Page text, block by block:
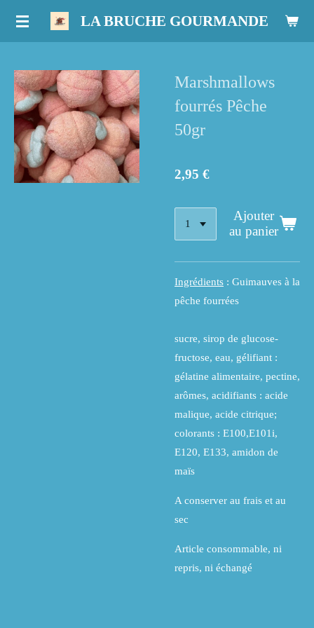
Passer
principal
LA BRUCHE GOURMANDE
Marshmallows
fourrés Pêche
50gr
2,95 €
Ajouter
au panier
Ingrédients : Guimauves à la
pêche fourrées
sucre, sirop de glucose-
fructose, eau, gélifiant :
gélatine alimentaire, pectine,
arômes, acidifiants : acide
malique, acide citrique;
colorants : E100,E101i,
E120, E133, amidon de
maïs
A conserver au frais et au
sec
Article consommable, ni
repris, ni échangé